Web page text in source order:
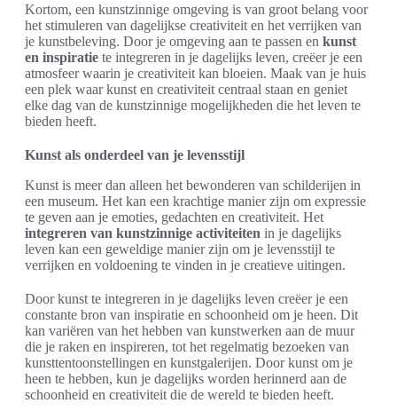
Kortom, een kunstzinnige omgeving is van groot belang voor
het stimuleren van dagelijkse creativiteit en het verrijken van
je kunstbeleving. Door je omgeving aan te passen en kunst
en inspiratie te integreren in je dagelijks leven, creëer je een
atmosfeer waarin je creativiteit kan bloeien. Maak van je huis
een plek waar kunst en creativiteit centraal staan en geniet
elke dag van de kunstzinnige mogelijkheden die het leven te
bieden heeft.
Kunst als onderdeel van je levensstijl
Kunst is meer dan alleen het bewonderen van schilderijen in
een museum. Het kan een krachtige manier zijn om expressie
te geven aan je emoties, gedachten en creativiteit. Het
integreren van kunstzinnige activiteiten in je dagelijks
leven kan een geweldige manier zijn om je levensstijl te
verrijken en voldoening te vinden in je creatieve uitingen.
Door kunst te integreren in je dagelijks leven creëer je een
constante bron van inspiratie en schoonheid om je heen. Dit
kan variëren van het hebben van kunstwerken aan de muur
die je raken en inspireren, tot het regelmatig bezoeken van
kunsttentoonstellingen en kunstgalerijen. Door kunst om je
heen te hebben, kun je dagelijks worden herinnerd aan de
schoonheid en creativiteit die de wereld te bieden heeft.